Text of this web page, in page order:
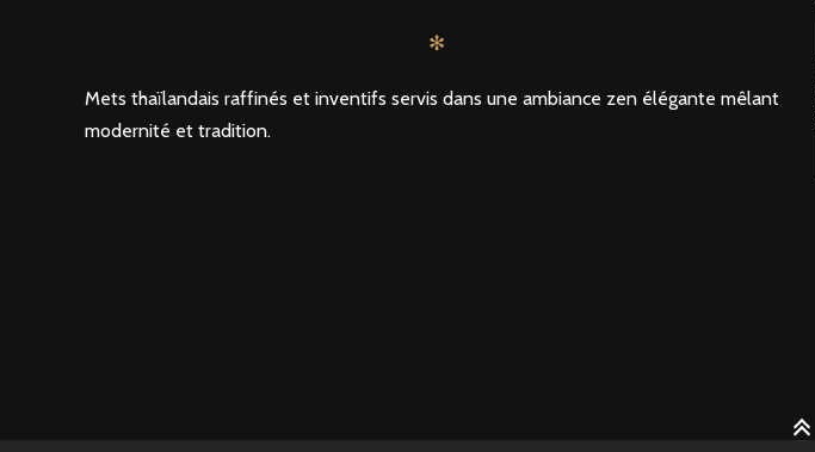
✻
Mets thaïlandais raffinés et inventifs servis dans une ambiance zen élégante mêlant
modernité et tradition.